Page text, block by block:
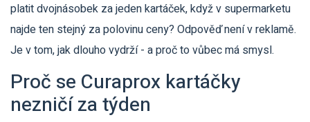
platit dvojnásobek za jeden kartáček, když v supermarketu
najde ten stejný za polovinu ceny? Odpověď není v reklamě.
Je v tom, jak dlouho vydrží - a proč to vůbec má smysl.
Proč se Curaprox kartáčky
nezničí za týden